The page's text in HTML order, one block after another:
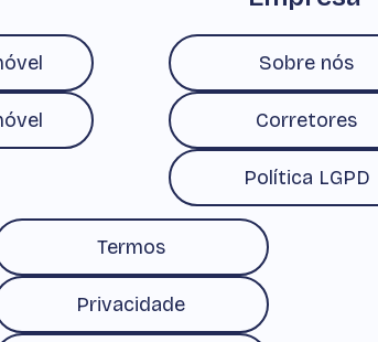
Sobre nós
Corretores
Política LGPD
Termos
Privacidade